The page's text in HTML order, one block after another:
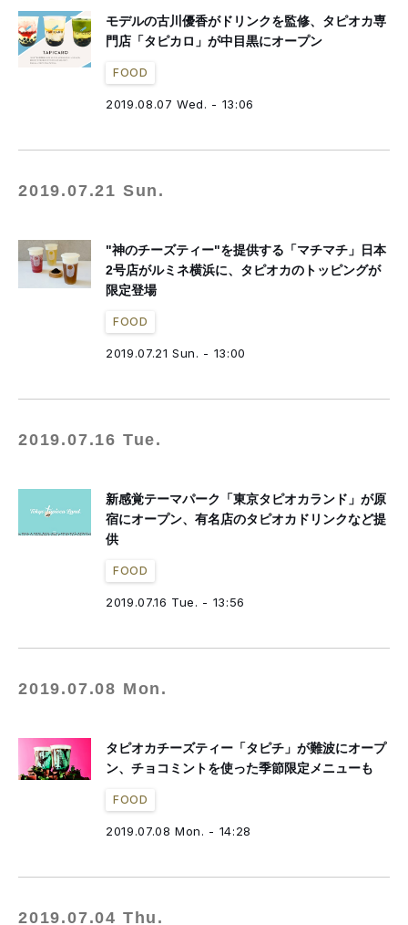
モデルの古川優香がドリンクを監修、タピオカ専
門店「タピカロ」が中目黒にオープン
FOOD
2019.08.07 Wed. - 13:06
2019.07.21 Sun.
"神のチーズティー"を提供する「マチマチ」日本
2号店がルミネ横浜に、タピオカのトッピングが
限定登場
FOOD
2019.07.21 Sun. - 13:00
2019.07.16 Tue.
新感覚テーマパーク「東京タピオカランド」が原
宿にオープン、有名店のタピオカドリンクなど提
供
FOOD
2019.07.16 Tue. - 13:56
2019.07.08 Mon.
タピオカチーズティー「タピチ」が難波にオープ
ン、チョコミントを使った季節限定メニューも
FOOD
2019.07.08 Mon. - 14:28
2019.07.04 Thu.